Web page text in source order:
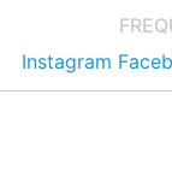
Instagram